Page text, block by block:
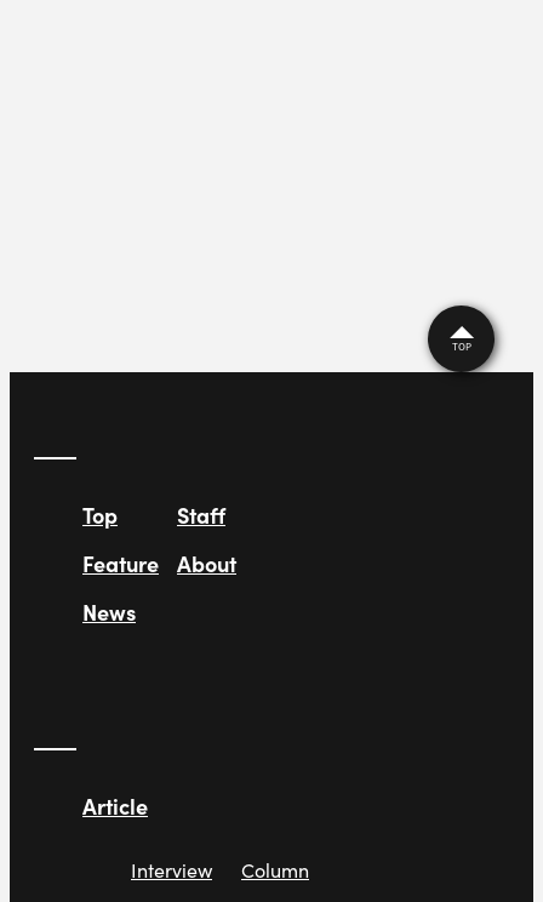
TOP
Top
Feature
News
Staff
About
Article
Interview
Column